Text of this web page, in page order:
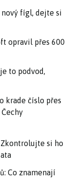
fígl, dejte si
opravil přes 600
to podvod,
krade číslo přes
si ho
Co znamenají